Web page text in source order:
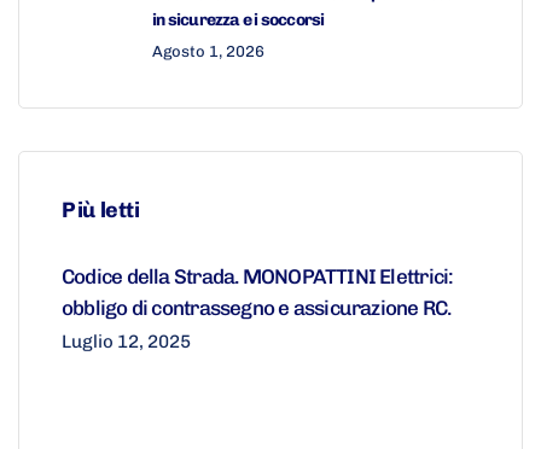
in sicurezza e i soccorsi
Agosto 1, 2026
Più letti
Codice della Strada. MONOPATTINI Elettrici:
obbligo di contrassegno e assicurazione RC.
Luglio 12, 2025